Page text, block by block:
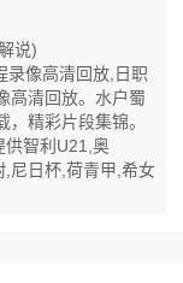
说)
录像高清回放,日职
高清回放。水户蜀
精彩片段集锦。
供智利U21,奥
尼日杯,荷青甲,希女